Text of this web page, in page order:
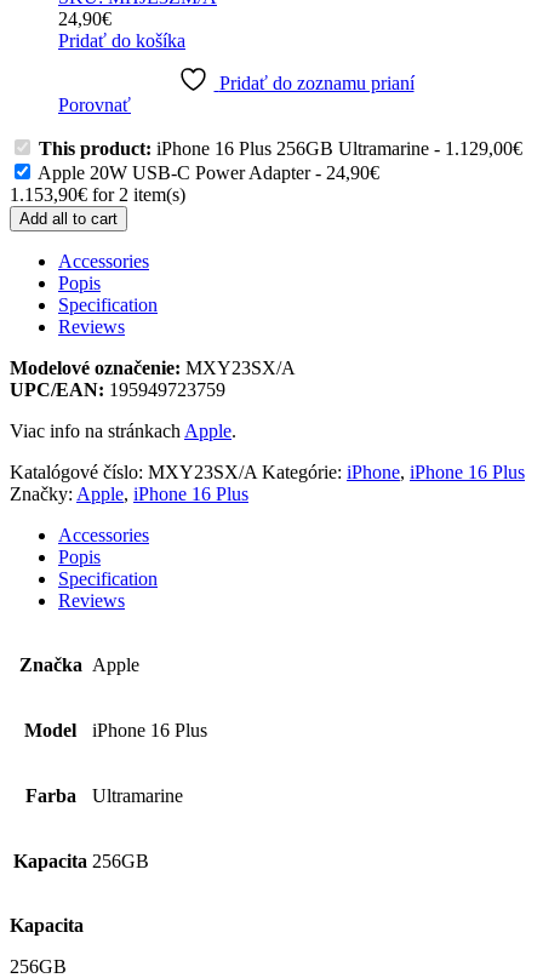
24,90€
Pridať do košíka
Pridať do zoznamu prianí
Porovnať
This product: iPhone 16 Plus 256GB Ultramarine - 1.129,00€
Apple 20W USB-C Power Adapter- 24,90€
1.153,90€ for 2 item(s)
Add all to cart
Accessories
Popis
Specification
Reviews
Modelové označenie: MXY23SX/A
UPC/EAN: 195949723759
Viac info na stránkach Apple.
Katalógové číslo: MXY23SX/A Kategórie: iPhone, iPhone 16 Plus
Značky: Apple, iPhone 16 Plus
Accessories
Popis
Specification
Reviews
Značka Apple
Model iPhone 16 Plus
Farba Ultramarine
Kapacita 256GB
Kapacita
256GB